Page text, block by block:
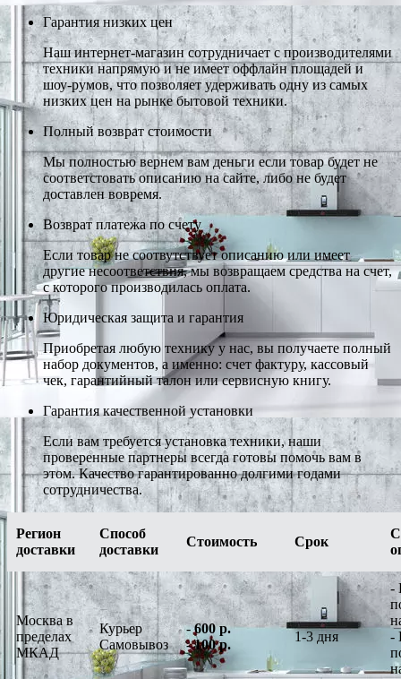
Гарантия низких цен
Наш интернет-магазин сотрудничает с производителями
техники напрямую и не имеет оффлайн площадей и
шоу-румов, что позволяет удерживать одну из самых
низких цен на рынке бытовой техники.
Полный возврат стоимости
Мы полностью вернем вам деньги если товар будет не
соответстовать описанию на сайте, либо не будет
доставлен вовремя.
Возврат платежа по счету
Если товар не соотвутствует описанию или имеет
другие несоответствия, мы возвращаем средства на счет,
с которого производилась оплата.
Юридическая защита и гарантия
Приобретая любую технику у нас, вы получаете полный
набор документов, а именно: счет фактуру, кассовый
чек, гарантийный талон или сервисную книгу.
Гарантия качественной установки
Если вам требуется установка техники, наши
проверенные партнеры всегда готовы помочь вам в
этом. Качество гарантированно долгими годами
сотрудничества.
Регион
доставки
Способ
доставки
Стоимость Срок
Москва в
пределах
МКАД
Курьер
Самовывоз
-600 р.
-100 р.
1-3 дня
-
-